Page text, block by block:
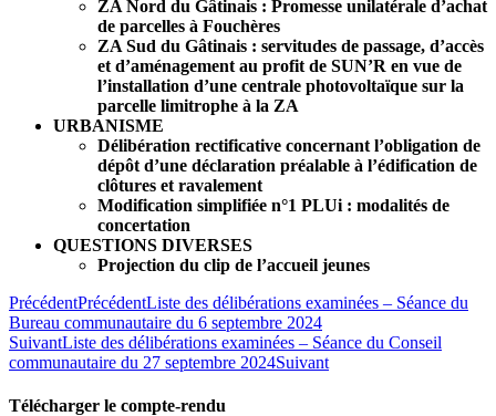
ZA Nord du Gâtinais : Promesse unilatérale d’achat
de parcelles à Fouchères
ZA Sud du Gâtinais : servitudes de passage, d’accès
et d’aménagement au profit de SUN’R en vue de
l’installation d’une centrale photovoltaïque sur la
parcelle limitrophe à la ZA
URBANISME
Délibération rectificative concernant l’obligation de
dépôt d’une déclaration préalable à l’édification de
clôtures et ravalement
Modification simplifiée n°1 PLUi : modalités de
concertation
QUESTIONS DIVERSES
Projection du clip de l’accueil jeunes
PrécédentPrécédentListe des délibérations examinées – Séance du
Bureau communautaire du 6 septembre 2024
SuivantListe des délibérations examinées – Séance du Conseil
communautaire du 27 septembre 2024Suivant
Télécharger le compte-rendu